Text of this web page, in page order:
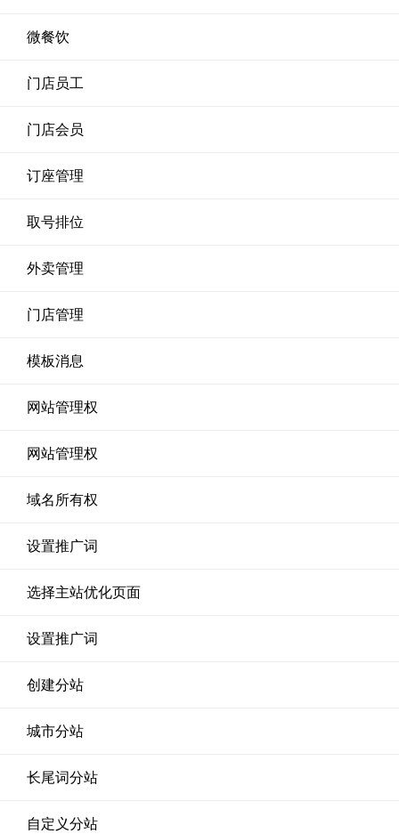
微餐饮
门店员工
门店会员
订座管理
取号排位
外卖管理
门店管理
模板消息
网站管理权
网站管理权
域名所有权
设置推广词
选择主站优化页面
设置推广词
创建分站
城市分站
长尾词分站
自定义分站